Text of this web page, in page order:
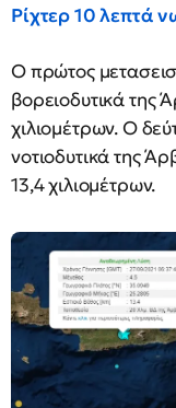
Ρίχτερ 10 λεπτά
Ο πρώτος
βορειοδυτικά της
χιλιομέτρων. Ο
νοτιοδυτικά της
13,4 χιλιομέτρων.